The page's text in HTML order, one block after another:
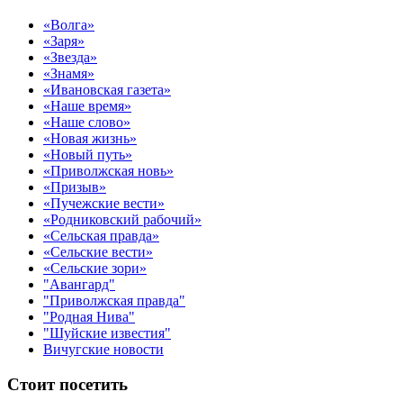
«Волга»
«Заря»
«Звезда»
«Знамя»
«Ивановская газета»
«Наше время»
«Наше слово»
«Новая жизнь»
«Новый путь»
«Приволжская новь»
«Призыв»
«Пучежские вести»
«Родниковский рабочий»
«Сельская правда»
«Сельские вести»
«Сельские зори»
"Авангард"
"Приволжская правда"
"Родная Нива"
"Шуйские известия"
Вичугские новости
Стоит посетить